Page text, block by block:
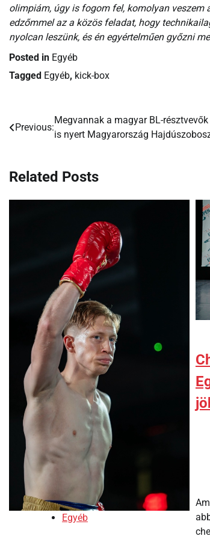
olimpiám, úgy is fogom fel, komolyan
edzőmmel az a közös feladat, hogy
nyolcan leszünk, és én egyértelműen győzni
Posted in Egyéb
Tagged Egyéb, kick-box
Bejegyzés
navigáció
Previous:
Megvannak a magyar BL-
is nyert Magyarország
Related Posts
Egyéb